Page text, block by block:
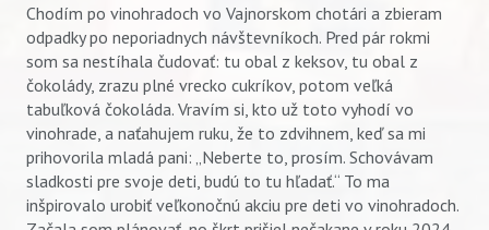
Chodím po vinohradoch vo Vajnorskom chotári a zbieram
odpadky po neporiadnych návštevníkoch. Pred pár rokmi
som sa nestíhala čudovať: tu obal z keksov, tu obal z
čokolády, zrazu plné vrecko cukríkov, potom veľká
tabuľková čokoláda. Vravím si, kto už toto vyhodí vo
vinohrade, a naťahujem ruku, že to zdvihnem, keď sa mi
prihovorila mladá pani: „Neberte to, prosím. Schovávam
sladkosti pre svoje deti, budú to tu hľadať.“ To ma
inšpirovalo urobiť veľkonočnú akciu pre deti vo vinohradoch.